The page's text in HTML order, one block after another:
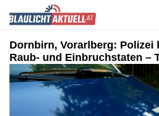
Dornbirn, Vorarlberg: Polizei
Raub- und Einbruchstaten –